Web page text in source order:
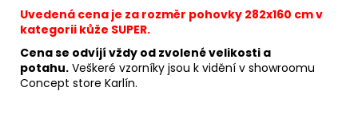
Uvedená cena je za rozměr pohovky 282x160 cm v
kategorii kůže SUPER.
Cena se odvíjí vždy od zvolené velikosti a
potahu. Veškeré vzorníky jsou k vidění v showroomu
Concept store Karlín.